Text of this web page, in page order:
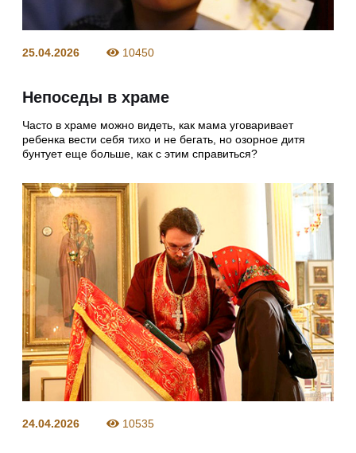
25.04.2026 10450
Непоседы в храме
Часто в храме можно видеть, как мама уговаривает
ребенка вести себя тихо и не бегать, но озорное дитя
бунтует еще больше, как с этим справиться?
24.04.2026 10535